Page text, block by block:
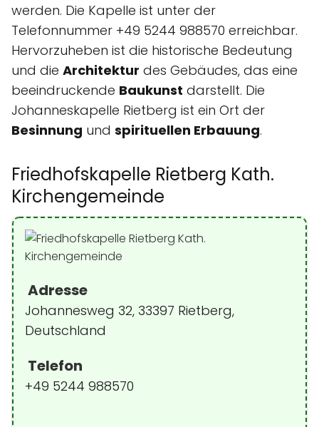
werden. Die Kapelle ist unter der
Telefonnummer +49 5244 988570 erreichbar.
Hervorzuheben ist die historische Bedeutung
und die Architektur des Gebäudes, das eine
beeindruckende Baukunst darstellt. Die
Johanneskapelle Rietberg ist ein Ort der
Besinnung und spirituellen Erbauung.
Friedhofskapelle Rietberg Kath.
Kirchengemeinde
Adresse
Johannesweg 32, 33397 Rietberg,
Deutschland
Telefon
+49 5244 988570